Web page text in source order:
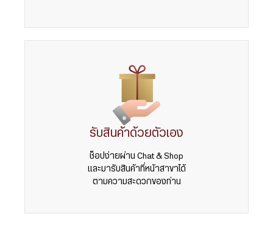
รับสินค้าด้วยตัวเอง
ช็อปง่ายผ่าน Chat & Shop
และมารับสินค้าที่หน้าสาขาได้
ตามความสะดวกของท่าน